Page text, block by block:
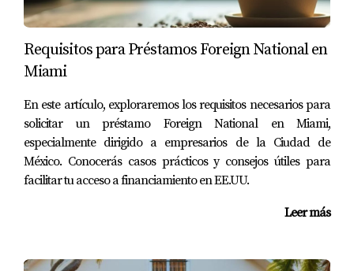
Requisitos para Préstamos Foreign National en
Miami
En este artículo, exploraremos los requisitos necesarios para
solicitar un préstamo Foreign National en Miami,
especialmente dirigido a empresarios de la Ciudad de
México. Conocerás casos prácticos y consejos útiles para
facilitar tu acceso a financiamiento en EE.UU.
Leer más